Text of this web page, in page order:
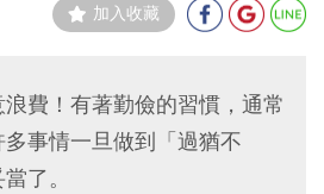
加入收藏
費！有著勤儉的習慣，通常
事情一旦做到「過猶不
了。